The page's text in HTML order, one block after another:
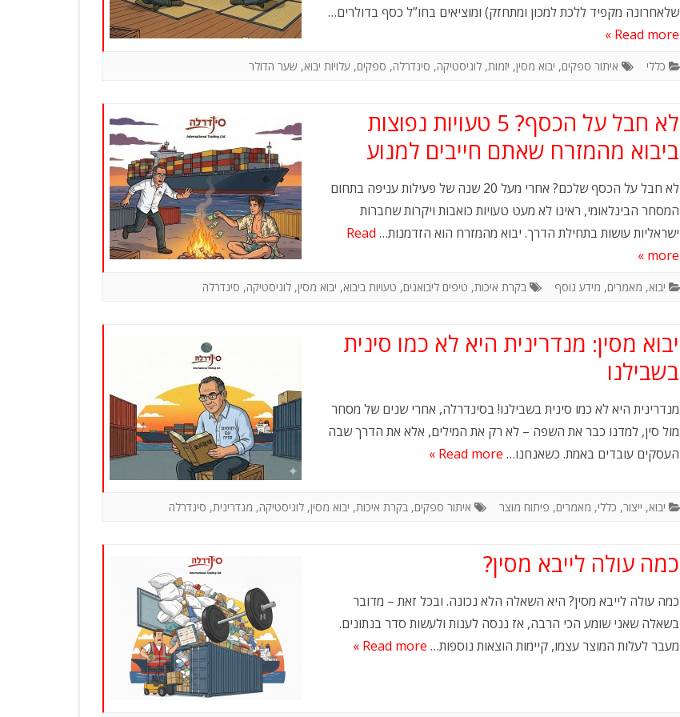
או אירוע עסקי?
לשעות העבודה, החגים
איך פערי תרבות ומנטליות
משפיעים על היבוא מסין
האינפלציה הסינית הלא כל
כך סמויה
מוצרי פרסום
שלאחרונה מקפיד ללכת למכון ומתחזק) ומוציאים בחו”ל כסף בדולרים…
Read more »
כללי איתור ספקים, יבוא מסין, יזמות,לוגיסטיקה, סינדרלה, ספקים,עלויות יבוא, שער הדולר
לא חבל על הכסף? 5 טעויות נפוצות
ביבוא מהמזרח שאתם חייבים למנוע
לא חבל על הכסף שלכם? אחרי מעל 20 שנה של פעילות עניפה בתחום
המסחר הבינלאומי, ראינו לא מעט טעויות כואבות ויקרות שחברות
ישראליות עושות בתחילת הדרך. יבוא מהמזרח הוא הזדמנות… Read
more »
יבוא, מאמרים, מידע נוסף בקרת איכות, טיפים ליבואנים, טעויות ביבוא, יבוא מסין,לוגיסטיקה, סינדרלה
יבוא מסין: מנדרינית היא לא כמו סינית
בשבילנו
מנדרינית היא לא כמו סינית בשבילנו! בסינדרלה, אחרי שנים של מסחר
מול סין, למדנו כבר את השפה – לא רק את המילים, אלא את הדרך שבה
העסקים עובדים באמת. כשאנחנו… Read more »
יבוא, ייצור, כללי, מאמרים, פיתוח מוצר איתור ספקים,בקרת איכות, יבוא מסין,לוגיסטיקה, מנדרינית, סינדרלה
כמה עולה לייבא מסין?
כמה עולה לייבא מסין? היא השאלה הלא נכונה. ובכל זאת – מדובר
בשאלה שאני שומע הכי הרבה, אז ננסה לענות ולעשות סדר בנתונים.
מעבר לעלות המוצר עצמו, קיימות הוצאות נוספות… Read more »